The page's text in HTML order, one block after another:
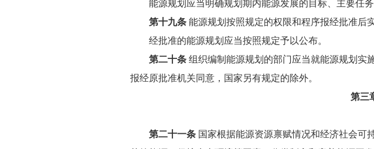
能源规划应当明确规划期内能源发展的目标、主要任务
第十九条 能源规划按照规定的权限和程序报经批准后实
经批准的能源规划应当按照规定予以公布。
第二十条 组织编制能源规划的部门应当就能源规划实
报经原批准机关同意，国家另有规定的除外。
第三
第二十一条 国家根据能源资源禀赋情况和经济社会可